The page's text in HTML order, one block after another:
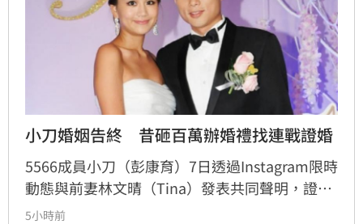
小刀婚姻告終　昔砸百萬辦婚禮找連戰證婚
5566成員小刀（彭康育）7日透過Instagram限時
動態與前妻林文晴（Tina）發表共同聲明，證實
兩人已結束14年婚姻。聲明中表示，兩人其實已
5小時前